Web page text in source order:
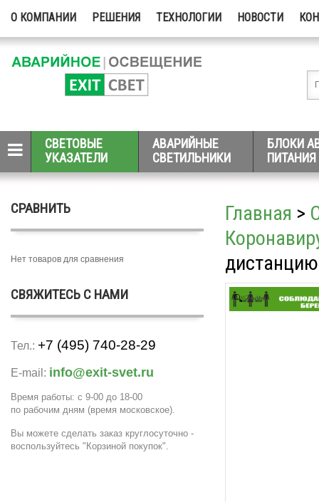
О КОМПАНИИ РЕШЕНИЯ ТЕХНОЛОГИИ НОВОСТИ
СВЕТОВЫЕ
УКАЗАТЕЛИ
АВАРИЙНЫЕ
СВЕТИЛЬНИКИ
БЛОКИ
ПИТАНИЯ
СРАВНИТЬ
Нет товаров для сравнения
СВЯЖИТЕСЬ С НАМИ
Тел.: +7 (495) 740-28-29
E-mail: info@exit-svet.ru
Время работы: с 9-00 до 18-00
по рабочим дням (время московское).
Вы можете сделать заказ круглосуточно -
воспользуйтесь "Корзиной покупок".
Главная >
Zoom